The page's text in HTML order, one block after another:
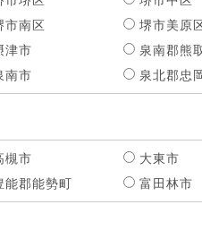
市南区
堺市美原
津市
泉南郡熊
南市 泉北郡忠
槻市
大東市
能郡能勢町 富田林市